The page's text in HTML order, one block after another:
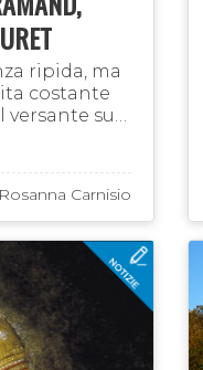
ripida, ma
costante
versante sud
Rosanna Carnisio